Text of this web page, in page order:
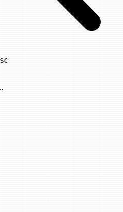
arrow keys to navigate results,